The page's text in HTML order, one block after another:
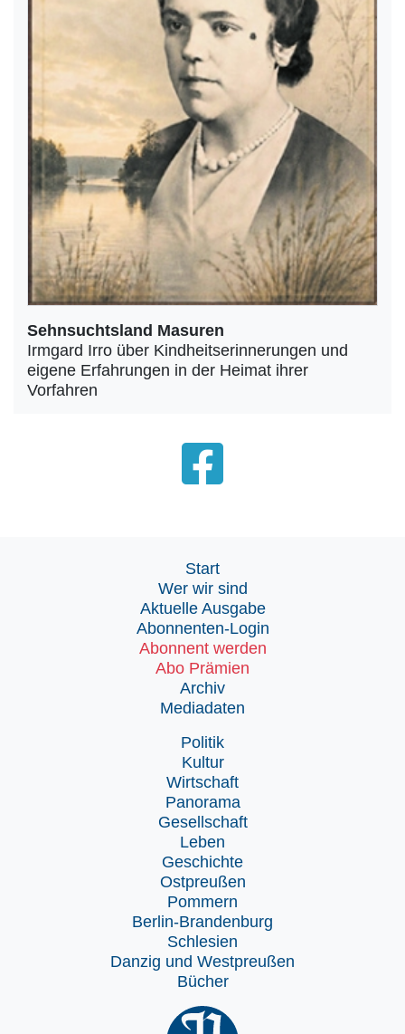
Sehnsuchtsland Masuren
Irmgard Irro über Kindheitserinnerungen und
eigene Erfahrungen in der Heimat ihrer
Vorfahren
Start
Wer wir sind
Aktuelle Ausgabe
Abonnenten-Login
Abonnent werden
Abo Prämien
Archiv
Mediadaten
Politik
Kultur
Wirtschaft
Panorama
Gesellschaft
Leben
Geschichte
Ostpreußen
Pommern
Berlin-Brandenburg
Schlesien
Danzig und Westpreußen
Bücher